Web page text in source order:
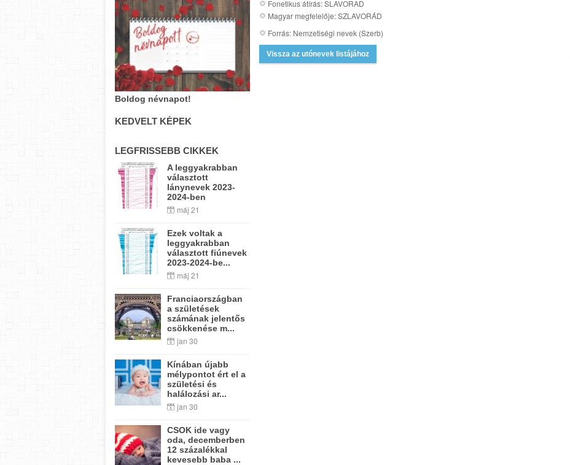
Fonetikus átírás: SLAVORAD
Magyar megfelelője: SZLAVORÁD
Forrás: Nemzetiségi nevek (Szerb)
Vissza az utónevek listájához
Boldog névnapot!
KEDVELT KÉPEK
LEGFRISSEBB CIKKEK
A leggyakrabban
választott
lánynevek 2023-
2024-ben
máj 21
Ezek voltak a
leggyakrabban
választott fiúnevek
2023-2024-be...
máj 21
Franciaországban
a születések
számának jelentős
csökkenése m...
jan 30
Kínában újabb
mélypontot ért el a
születési és
halálozási ar...
jan 30
CSOK ide vagy
oda, decemberben
12 százalékkal
kevesebb baba ...